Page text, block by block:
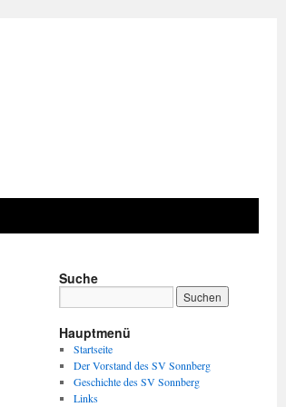
Suche
Hauptmenü
Startseite
Der Vorstand des SV Sonnberg
Geschichte des SV Sonnberg
Links